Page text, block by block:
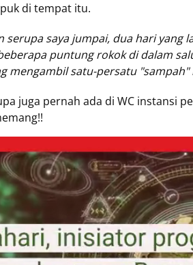
di tempat itu.
serupa saya jumpai, dua hari yang
puntung rokok di dalam
mengambil satu-persatu
juga pernah ada di WC instansi